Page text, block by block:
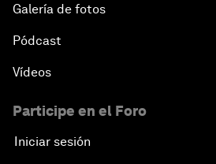
Galería de fotos
Pódcast
Vídeos
Participe en el Foro
Iniciar sesión